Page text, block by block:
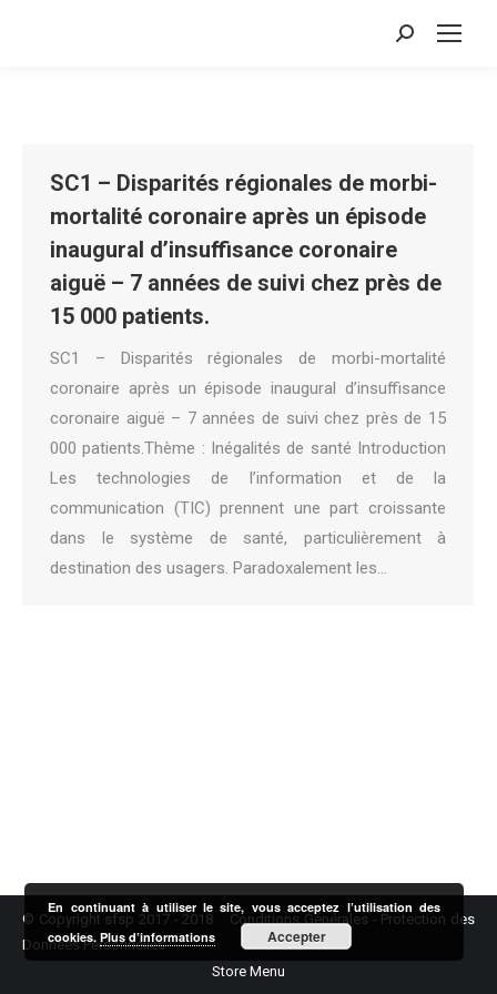
Search:
SC1 – Disparités régionales de morbi-
mortalité coronaire après un épisode
inaugural d’insuffisance coronaire
aiguë – 7 années de suivi chez près de
15 000 patients.
SC1 – Disparités régionales de morbi-mortalité
coronaire après un épisode inaugural d’insuffisance
coronaire aiguë – 7 années de suivi chez près de 15
000 patients.Thème : Inégalités de santé Introduction
Les technologies de l’information et de la
communication (TIC) prennent une part croissante
dans le système de santé, particulièrement à
destination des usagers. Paradoxalement les…
© Copyright sfsp 2017 - 2018 Conditions Générales - Protection des
Données Personnelles
Store Menu
En continuant à utiliser le site, vous acceptez l’utilisation des
cookies.Plus d’informations Accepter